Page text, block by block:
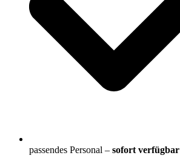
passendes Personal – sofort verfügbar